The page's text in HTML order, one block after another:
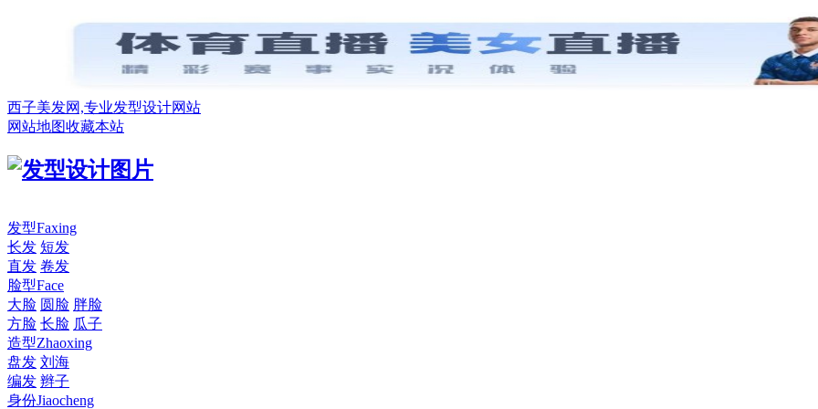
西子美发网,专业发型设计网站
网站地图收藏本站
发型Faxing
长发 短发
直发 卷发
脸型Face
大脸 圆脸 胖脸
方脸 长脸 瓜子
造型Zhaoxing
盘发 刘海
编发 辫子
身份Jiaocheng